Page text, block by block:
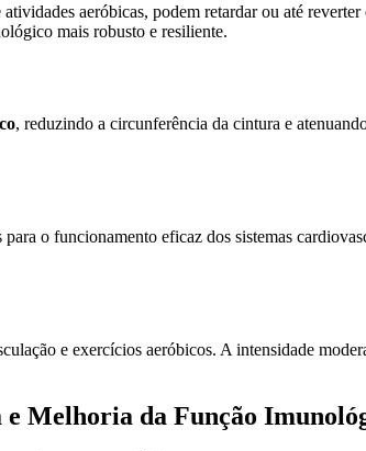
aeróbicas, podem retardar ou até
mais robusto e resiliente.
, reduzindo a circunferência da cintura e
o funcionamento eficaz dos sistemas
e exercícios aeróbicos. A intensidade
Melhoria da Função